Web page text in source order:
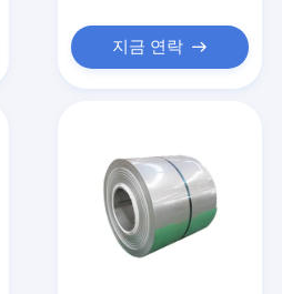
지금 연락